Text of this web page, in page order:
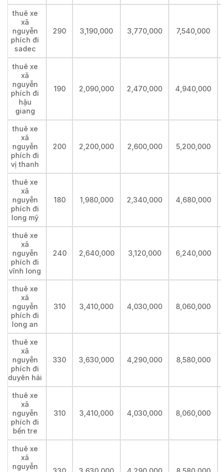
thuê xe
xã
nguyễn
phích đi
sadec
290 3,190,000 3,770,000 7,540,000
thuê xe
xã
nguyễn
phích đi
hậu
giang
190 2,090,000 2,470,000 4,940,000
thuê xe
xã
nguyễn
phích đi
vị thanh
200 2,200,000 2,600,000 5,200,000
thuê xe
xã
nguyễn
phích đi
long mỹ
180 1,980,000 2,340,000 4,680,000
thuê xe
xã
nguyễn
phích đi
vĩnh long
240 2,640,000 3,120,000 6,240,000
thuê xe
xã
nguyễn
phích đi
long an
310 3,410,000 4,030,000 8,060,000
thuê xe
xã
nguyễn
phích đi
duyên hải
330 3,630,000 4,290,000 8,580,000
thuê xe
xã
nguyễn
phích đi
bến tre
310 3,410,000 4,030,000 8,060,000
thuê xe
xã
nguyễn